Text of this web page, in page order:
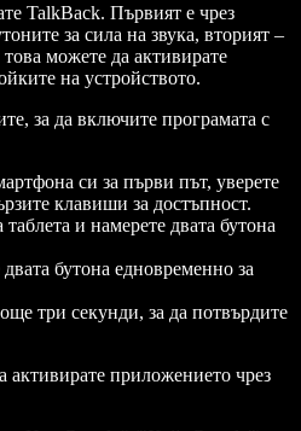
TalkBack. Първият е чрез
за сила на звука, вторият –
можете да активирате
на устройството.
за да включите програмата с
си за първи път, уверете
клавиши за достъпност.
и намерете двата бутона
бутона едновременно за
три секунди, за да потвърдите
активирате приложението чрез